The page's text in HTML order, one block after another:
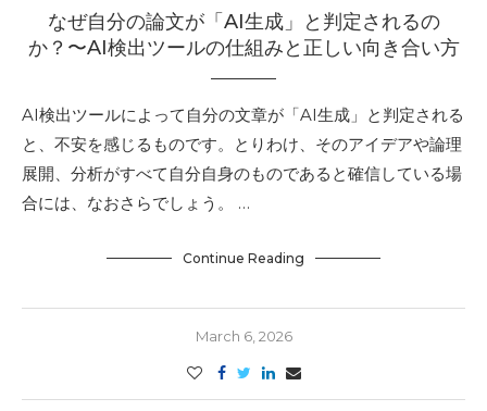
なぜ自分の論文が「AI生成」と判定されるの
か？〜AI検出ツールの仕組みと正しい向き合い方
AI検出ツールによって自分の文章が「AI生成」と判定される
と、不安を感じるものです。とりわけ、そのアイデアや論理
展開、分析がすべて自分自身のものであると確信している場
合には、なおさらでしょう。 …
Continue Reading
March 6, 2026